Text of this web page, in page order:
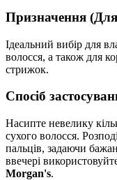
Призначення (Для
Ідеальний вибір для
волосся, а також для
стрижок.
Спосіб
Насипте невелику
сухого волосся.
пальців, задаючи
ввечері
Morgan's.